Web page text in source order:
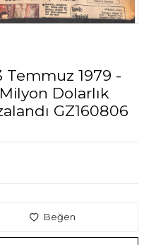
Temmuz 1979 -
Dolarlık
GZ160806
Beğen